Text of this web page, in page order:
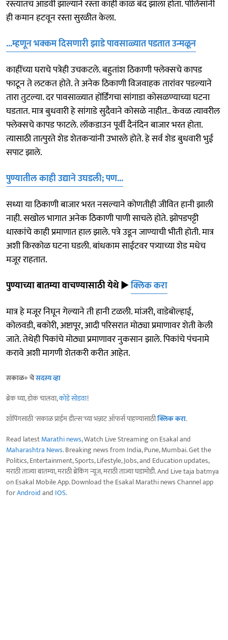
रस्त्यातच आडवी झाल्याने रस्ता काही काळ बंद झाला होता. पोलिसांनी
ही कमान हटवून रस्ता सुरळीत केला.
...म्हणून भक्कम दिसणारी झाडे पावसाळ्यात पडतात उन्मळून
काहींच्या घराचे पत्रेही उचकटले. बहुतांश ठिकाणी फ्लेक्सचे कापड
फाटून ते लटकत होते. ते अनेक ठिकाणी विजवाहक तारांवर पडल्याने
तारा तुटल्या. दर पावसाळ्यात होंर्डिंगचा सांगाडा कोसळण्याच्या घटना
घडतात. मात्र बुधवारी हे सांगाडे सुदैवाने कोसळे नाहीत.. केवळ त्यावरील
फ्लेक्सचे कापड फाटले. लॉकडाउन पूर्वी दैनंदिन बाजार भरत होता.
त्यासाठी तात्पुरते शेड शेतकऱ्यांनी उभारले होते. हे सर्व शेड बुधवारी भुई
सपाट झाले.
पुण्यातील काही उद्याने उघडली; पण...
सध्या या ठिकाणी बाजार भरत नसल्याने कोणतीही जीवित हानी झाली
नाही. सखोल भागात अनेक ठिकाणी पाणी साचले होते. झोपडपट्टी
धारकांचे काही प्रमाणात हाल झाले. पत्रे उडून जाण्याची भीती होती. मात्र
अशी किरकोळ घटना घडली. बांधकाम साईटवर पत्र्याच्या शेड मधेच
मजूर राहतात.
पुण्याच्या बातम्या वाचण्यासाठी येथे►क्लिक करा
मात्र हे मजूर निघून गेल्याने ती हानी टळली. मांजरी, वाडेबोल्हाई,
कोलवडी, बकोरी, अष्टापूर, आदी परिसरात मोठ्या प्रमाणावर शेती केली
जाते. तेथेही पिकांचे मोठ्या प्रमाणावर नुकसान झाले. पिकांचे पंचनामे
करावे अशी मागणी शेतकरी करीत आहेत.
सकाळ+ चेसदस्य व्हा
ब्रेक घ्या, डोकं चालवा,कोडे सोडवा!
शॉपिंगसाठी 'सकाळ प्राईम डील्स'च्या भन्नाट ऑफर्स पाहण्यासाठीक्लिक करा.
Read latestMarathi news, Watch Live Streaming on Esakal and
Maharashtra News. Breaking news from India, Pune, Mumbai. Get the
Politics, Entertainment, Sports, Lifestyle, Jobs, and Education updates,
मराठी ताज्या बातम्या, मराठी ब्रेकिंग न्यूज, मराठी ताज्या घडामोडी. And Live taja batmya
on Esakal Mobile App. Download the Esakal Marathi news Channel app
forAndroidand IOS.